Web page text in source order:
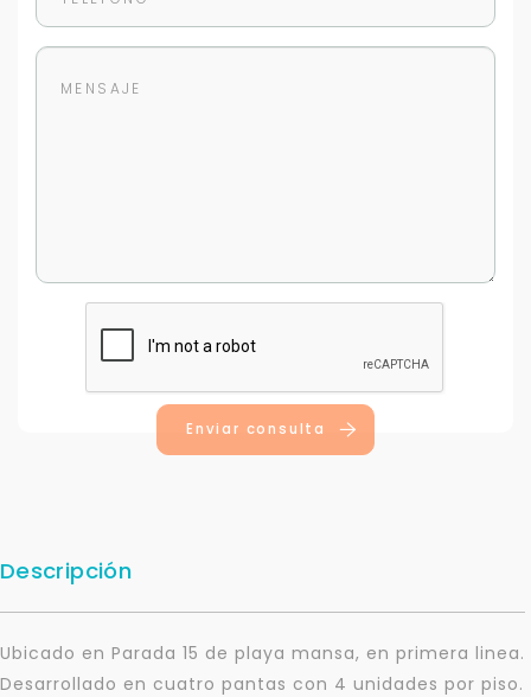
Enviar consulta
Descripción
Ubicado en Parada 15 de playa mansa, en primera linea.
Desarrollado en cuatro pantas con 4 unidades por piso.